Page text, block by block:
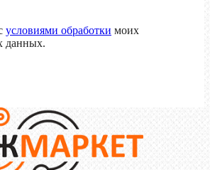
условиями обработки моих
данных.